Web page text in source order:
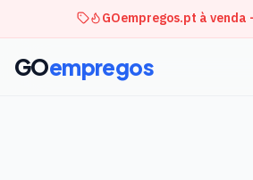
GOempregos.pt à
GOempregos